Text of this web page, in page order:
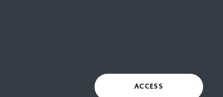
ACCESS